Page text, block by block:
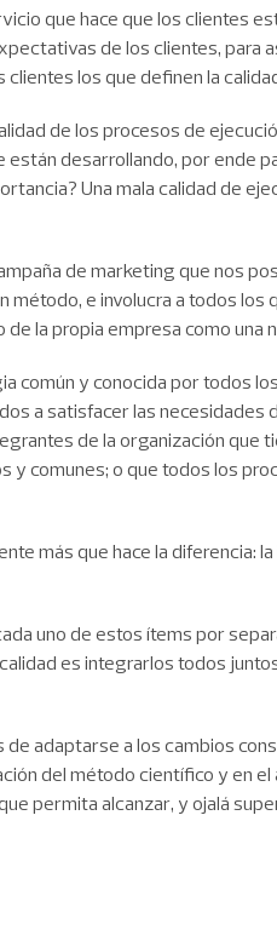
que hace que los clientes
de los clientes, para
los que definen la
de los procesos de
desarrollando, por ende
Una mala calidad de
de marketing que nos
e involucra a todos los
la propia empresa como una
común y conocida por todos
a satisfacer las necesidades
de la organización que
y comunes; o que todos los
más que hace la diferencia:
uno de estos ítems por
es integrarlos todos
adaptarse a los cambios
del método científico y en
permita alcanzar, y ojalá